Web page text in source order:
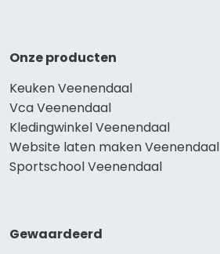
Onze producten
Keuken Veenendaal
Vca Veenendaal
Kledingwinkel Veenendaal
Website laten maken Veenendaal
Sportschool Veenendaal
Gewaardeerd